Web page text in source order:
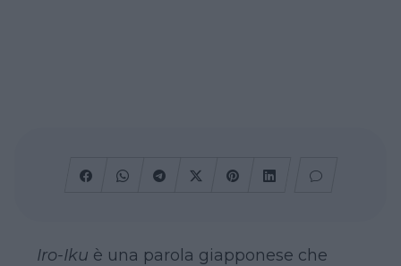
Iro-Iku è una parola giapponese che